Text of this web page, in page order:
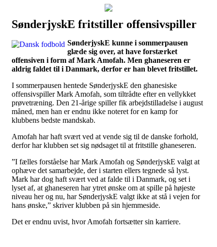
Наши партнеры
лучшие займы
SønderjyskE fritstiller offensivspiller
SønderjyskE kunne i sommerpausen
glæde sig over, at have forstærket
offensiven i form af Mark Amofah. Men ghaneseren er
aldrig faldet til i Danmark, derfor er han blevet fritstillet.
I sommerpausen hentede SønderjyskE den ghanesiske
offensivspiller Mark Amofah, som tiltrådte efter en vellykket
prøvetræning. Den 21-årige spiller fik arbejdstilladelse i august
måned, men han er endnu ikke noteret for en kamp for
klubbens bedste mandskab.
Amofah har haft svært ved at vende sig til de danske forhold,
derfor har klubben set sig nødsaget til at fritstille ghaneseren.
”I fælles forståelse har Mark Amofah og SønderjyskE valgt at
ophæve det samarbejde, der i starten ellers tegnede så lyst.
Mark har dog haft svært ved at falde til i Danmark, og set i
lyset af, at ghaneseren har ytret ønske om at spille på højeste
niveau her og nu, har SønderjyskE valgt ikke at stå i vejen for
hans ønske,” skriver klubben på sin hjemmeside.
Det er endnu uvist, hvor Amofah fortsætter sin karriere.